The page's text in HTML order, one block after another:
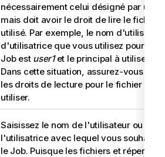
nécessairement celui désigné par un
mais doit avoir le droit de lire le fichier
utilisé. Par exemple, le nom
d'utilisatrice que vous utilisez pour
Job est user1et le principal à utiliser
Dans cette situation, assurez-vous que
les droits de lecture pour le fichier
utiliser.
Saisissez le nom de l'utilisateur ou de
l'utilisatrice avec lequel vous
le Job. Puisque les fichiers et